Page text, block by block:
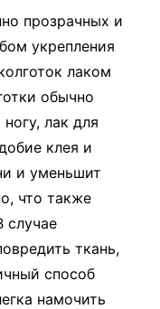
прозрачных и
укрепления
лаком
обычно
лак для
клея и
и уменьшит
что также
случае
ткань,
способ
намочить